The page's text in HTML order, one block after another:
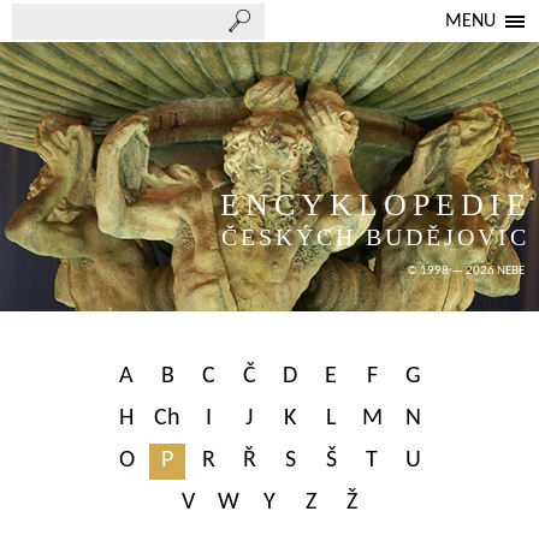
MENU
ENCYKLOPEDIE
ČESKÝCH BUDĚJOVIC
© 1998 — 2026 NEBE
A B C Č D E F
G
H
Ch I J K L M
N
O
P R Ř S Š T
U
V
W Y Z Ž